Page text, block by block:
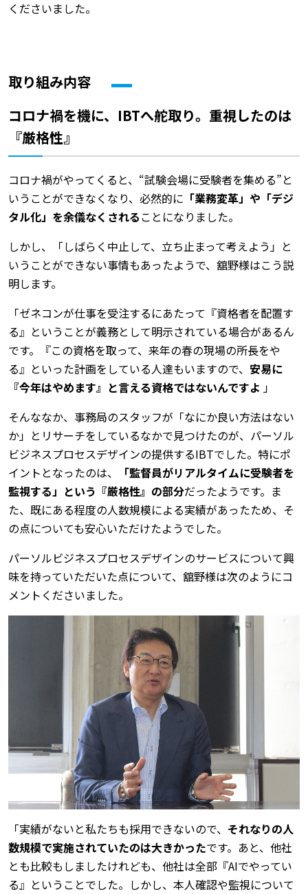
くださいました。
取り組み内容
コロナ禍を機に、IBTへ舵取り。重視したのは
『厳格性』
コロナ禍がやってくると、“試験会場に受験者を集める”と
いうことができなくなり、必然的に 「業務変革」や「デジ
タル化」を余儀なくされることになりました。
しかし、「しばらく中止して、立ち止まって考えよう」と
いうことができない事情もあったようで、舘野様はこう説
明します。
「ゼネコンが仕事を受注するにあたって『資格者を配置す
る』ということが義務として明示されている場合があるん
です。『この資格を取って、来年の春の現場の所長をや
る』といった計画をしている人達もいますので、 安易に
『今年はやめます』と言える資格ではないんですよ 」
そんななか、事務局のスタッフが「なにか良い方法はない
か」とリサーチをしているなかで見つけたのが、パーソル
ビジネスプロセスデザインの提供するIBTでした。特にポ
イントとなったのは、
「監督員がリアルタイムに受験者を
監視する」という『厳格性』の部分だったようです。ま
た、既にある程度の人数規模による実績があったため、そ
の点についても安心いただけたようでした。
パーソルビジネスプロセスデザインのサービスについて興
味を持っていただいた点について、舘野様は次のようにコ
メントくださいました。
「実績がないと私たちも採用できないので、 それなりの人
数規模で実施されていたのは大きかったです。あと、他社
とも比較もしましたけれども、他社は全部『AIでやってい
る』ということでした。しかし、本人確認や監視について